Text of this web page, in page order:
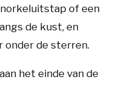
of een
de kust, en
onder de sterren.
het einde van de